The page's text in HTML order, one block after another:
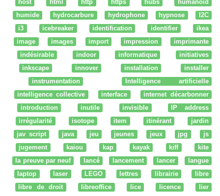
host html http https hubs
humanoid
humide
hydrocarbure hydrophone hypnose
I2C
i3
icebreaker identification identifier
ikea
image
images import impression
imprimante
indésirable
indoor informatique
initiatives
inkscape
innover installation
installer
instrumentation
Intelligence artificielle
intelligence collective
interface
internet décarbonner
introduction
inutile invisible
IP address
irrégularité
isotope item itinérant
jardin
jav script
java jeu jeunes jeux jpg
js
jugement
kaiou kap kayak kiff
kite
la preuve par neuf
lancé lancement lancer
langue
laptop
laser LEGO lettres librairie
libre
libre de droit
libreoffice lice licence
lier